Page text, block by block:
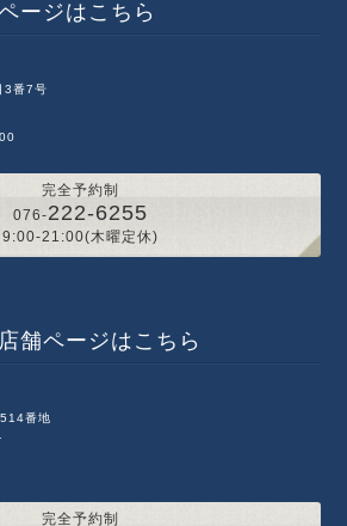
ジはこちら
3番7号
完全予約制
076-222-6255
9:00-21:00(木曜定休)
ページはこちら
番地
完全予約制